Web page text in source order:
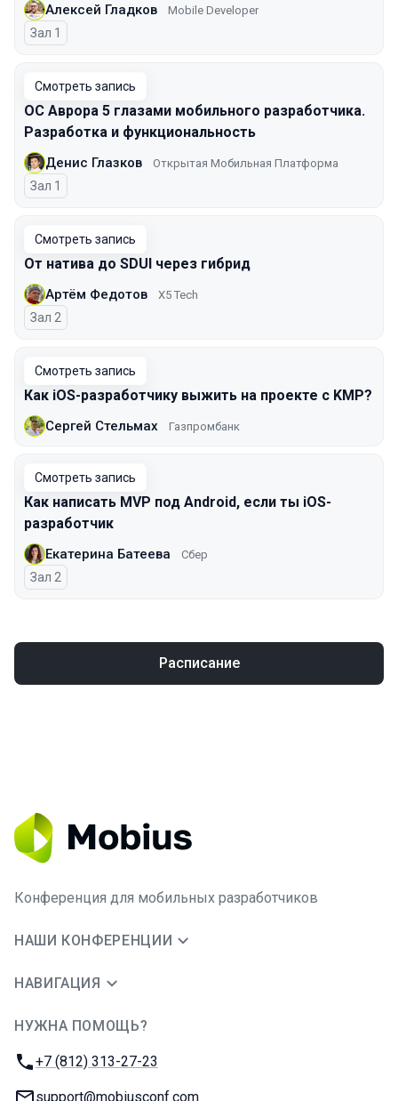
Алексей Гладков Mobile Developer
Зал 1
Смотреть запись
ОС Аврора 5 глазами мобильного разработчика.
Разработка и функциональность
Денис Глазков Открытая Мобильная Платформа
Зал 1
Смотреть запись
От натива до SDUI через гибрид
Артём Федотов X5 Tech
Зал 2
Смотреть запись
Как iOS-разработчику выжить на проекте с KMP?
Сергей Стельмах Газпромбанк
Смотреть запись
Как написать MVP под Android, если ты iOS-
разработчик
Екатерина Батеева Сбер
Зал 2
Расписание
Конференция для мобильных разработчиков
НАШИ КОНФЕРЕНЦИИ
НАВИГАЦИЯ
НУЖНА ПОМОЩЬ?
Телефон:
+7 (812) 313-27-23
E-mail:
support@mobiusconf.com